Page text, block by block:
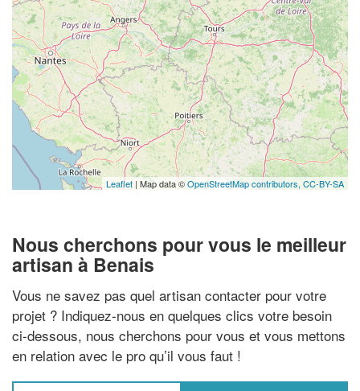
Leaflet | Map data ©OpenStreetMap contributors, CC-BY-SA
Nous cherchons pour vous le meilleur
artisan à Benais
Vous ne savez pas quel artisan contacter pour votre
projet ? Indiquez-nous en quelques clics votre besoin
ci-dessous, nous cherchons pour vous et vous mettons
en relation avec le pro qu’il vous faut !